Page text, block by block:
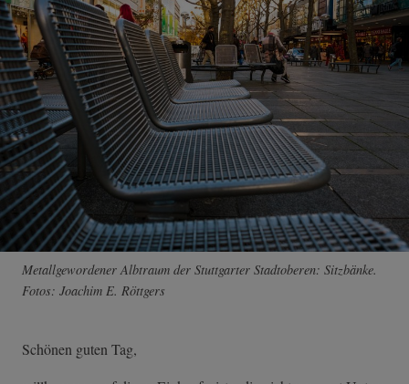
Metallgewordener Albtraum der Stuttgarter Stadtoberen: Sitzbänke.
Fotos: Joachim E. Röttgers
Schönen guten Tag,